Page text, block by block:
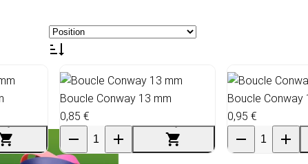
Boucle Conway 13 mm
0,85 €
Boucle Conway
0,95 €